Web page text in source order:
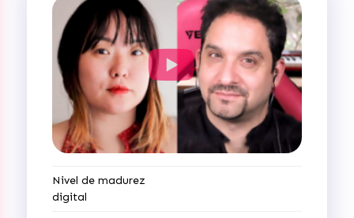
Nivel de madurez
digital